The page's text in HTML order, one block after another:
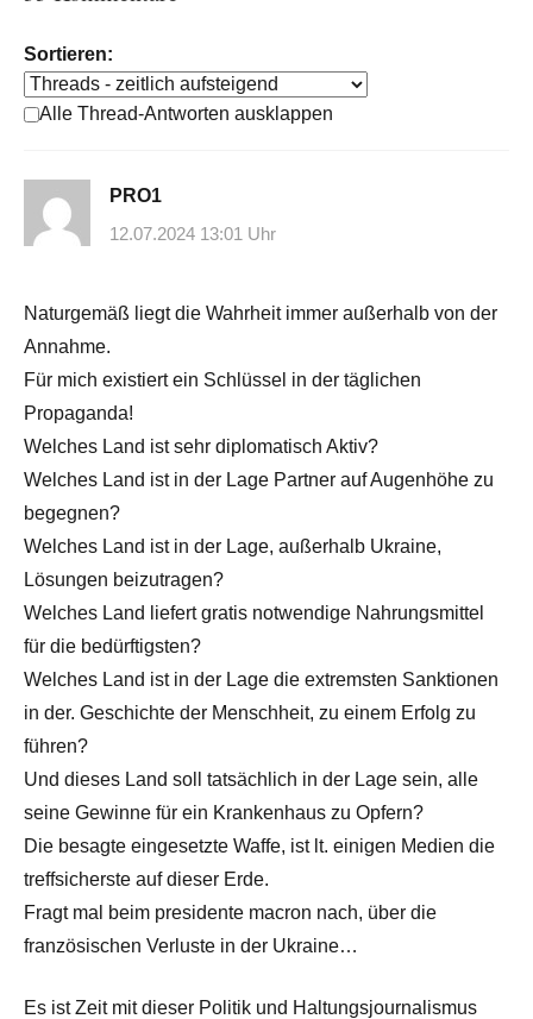
Sortieren:
Alle Thread-Antworten ausklappen
PRO1
12.07.2024 13:01 Uhr
Naturgemäß liegt die Wahrheit immer außerhalb von der
Annahme.
Für mich existiert ein Schlüssel in der täglichen
Propaganda!
Welches Land ist sehr diplomatisch Aktiv?
Welches Land ist in der Lage Partner auf Augenhöhe zu
begegnen?
Welches Land ist in der Lage, außerhalb Ukraine,
Lösungen beizutragen?
Welches Land liefert gratis notwendige Nahrungsmittel
für die bedürftigsten?
Welches Land ist in der Lage die extremsten Sanktionen
in der. Geschichte der Menschheit, zu einem Erfolg zu
führen?
Und dieses Land soll tatsächlich in der Lage sein, alle
seine Gewinne für ein Krankenhaus zu Opfern?
Die besagte eingesetzte Waffe, ist lt. einigen Medien die
treffsicherste auf dieser Erde.
Fragt mal beim presidente macron nach, über die
französischen Verluste in der Ukraine…
Es ist Zeit mit dieser Politik und Haltungsjournalismus